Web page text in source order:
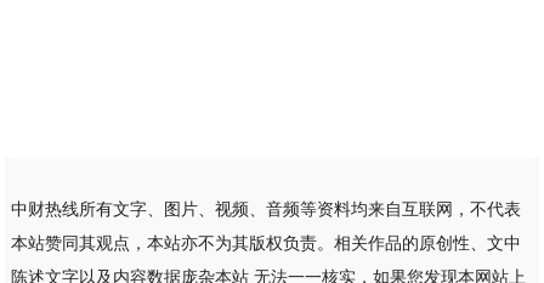
中财热线所有文字、图片、视频、音频等资料均来自互联网，不代表
本站赞同其观点，本站亦不为其版权负责。相关作品的原创性、文中
陈述文字以及内容数据庞杂本站 无法一一核实，如果您发现本网站上